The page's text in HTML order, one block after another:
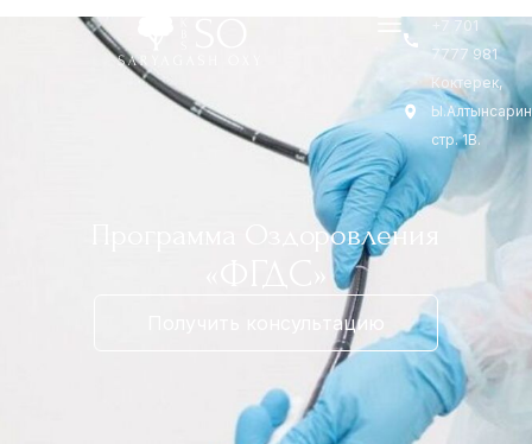
+7 701
7777 981
Коктерек,
стр. 1В.
Программа Оздоровления
Получить консультацию